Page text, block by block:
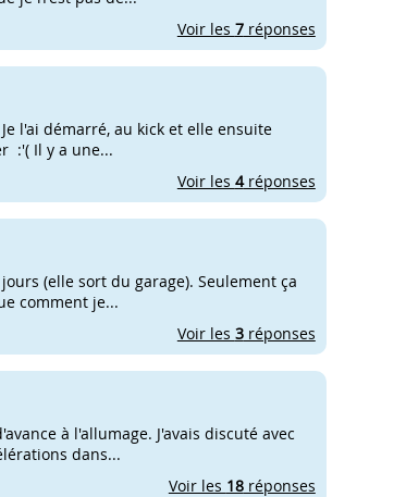
Voir les 7réponses
l'ai démarré, au kick et elle ensuite
:'( Il y a une...
Voir les 4réponses
(elle sort du garage). Seulement ça
comment je...
Voir les 3réponses
à l'allumage. J'avais discuté avec
dans...
Voir les 18réponses